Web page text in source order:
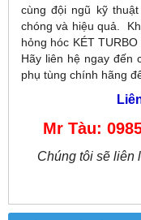
cùng đội ngũ kỹ
chóng và hiệu quả.
hỏng hóc KÉT
Hãy liên hệ ngay đến
phụ tùng chính hãng
Mr Tàu:
Chúng tôi sẽ liên